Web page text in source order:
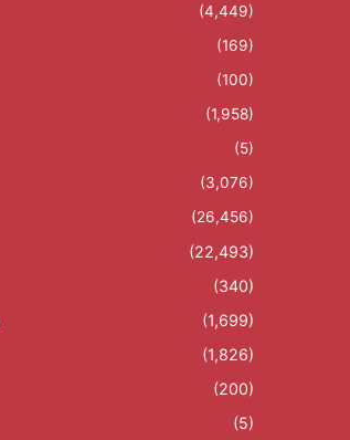
(4,449)
(169)
(100)
(1,958)
(5)
(3,076)
(26,456)
(22,493)
(340)
(1,699)
(1,826)
(200)
(5)